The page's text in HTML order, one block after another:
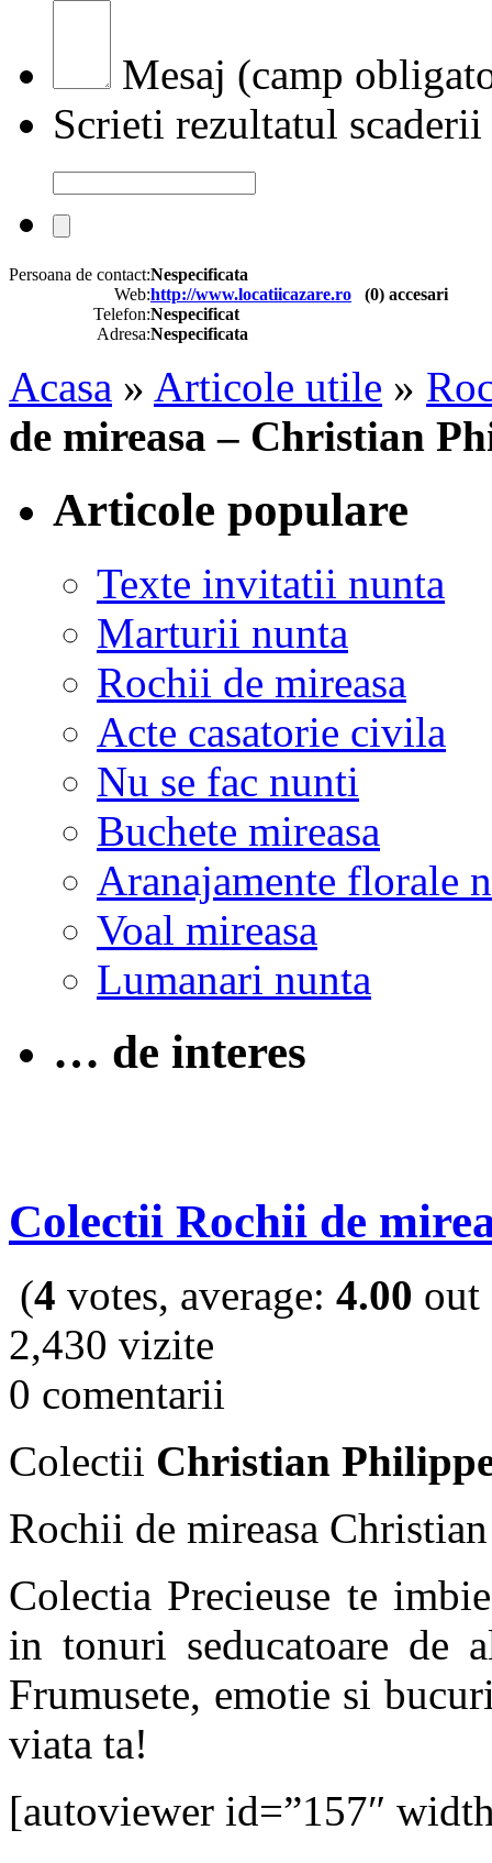
Mesaj (camp
Scrieti rezultatul scaderii
Persoana de contact:Nespecificata
Web:http://www.locatiicazare.ro (0) accesari
Telefon:Nespecificat
Adresa:Nespecificata
Acasa » Articole utile »
de mireasa – Christian
Articole populare
Texte invitatii nunta
Marturii nunta
Rochii de mireasa
Acte casatorie civila
Nu se fac nunti
Buchete mireasa
Aranajamente florale
Voal mireasa
Lumanari nunta
… de interes
Colectii Rochii de
(4 votes, average: 4.00 out
2,430 vizite
0 comentarii
Colectii Christian
Rochii de mireasa
Colectia Precieuse te
in tonuri seducatoare de
Frumusete, emotie si
viata ta!
[autoviewer id=”157″